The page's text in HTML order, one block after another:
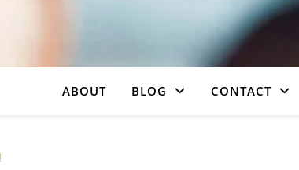
ABOUT BLOG CONTACT